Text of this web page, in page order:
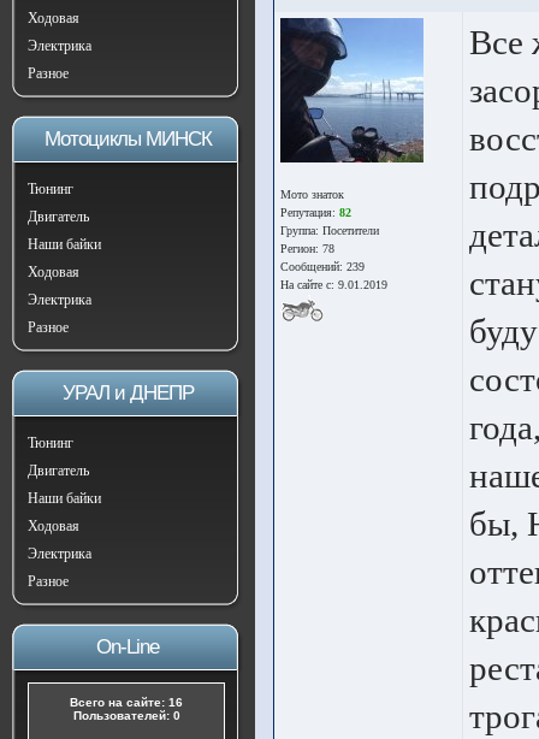
Ходовая
Электрика
Разное
Мотоциклы МИНСК
Тюнинг
Двигатель
Наши байки
Ходовая
Электрика
Разное
УРАЛ и ДНЕПР
Тюнинг
Двигатель
Наши байки
Ходовая
Электрика
Разное
On-Line
Всего на сайте: 16
Пользователей: 0
Мото знаток
Репутация: 82
Группа: Посетители
Регион: 78
Сообщений: 239
На сайте с: 9.01.2019
Все
бы,